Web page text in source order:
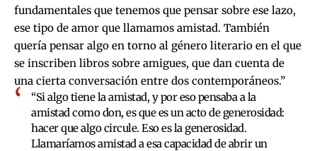
fundamentales que tenemos que pensar sobre ese lazo,
ese tipo de amor que llamamos amistad. También
quería pensar algo en torno al género literario en el que
se inscriben libros sobre amigues, que dan cuenta de
una cierta conversación entre dos contemporáneos.”
“Si algo tiene la amistad, y por eso pensaba a la
amistad como don, es que es un acto de generosidad:
hacer que algo circule. Eso es la generosidad.
Llamaríamos amistad a esa capacidad de abrir un